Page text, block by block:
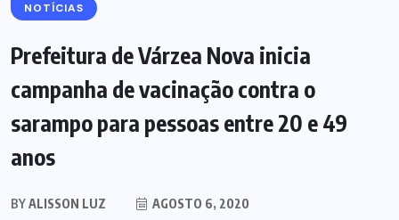
NOTÍCIAS
Prefeitura de Várzea Nova inicia
campanha de vacinação contra o
sarampo para pessoas entre 20 e 49
anos
BYALISSON LUZ
AGOSTO 6, 2020